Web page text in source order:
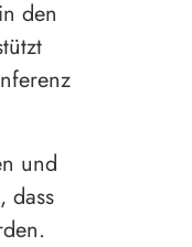
den
und
dass